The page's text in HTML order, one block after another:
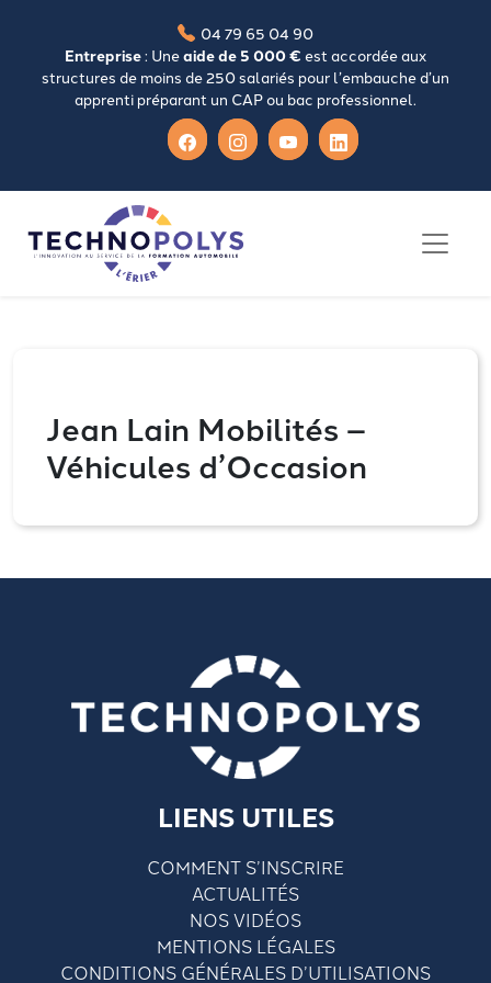
04 79 65 04 90
Entreprise: Uneaide de 5 000 € est accordée aux
structures de moins de 250 salariés pour l’embauche d’un
apprenti préparant un CAP ou bac professionnel.
Jean Lain Mobilités –
Véhicules d’Occasion
LIENS UTILES
COMMENT S’INSCRIRE
ACTUALITÉS
NOS VIDÉOS
MENTIONS LÉGALES
CONDITIONS GÉNÉRALES D’UTILISATIONS